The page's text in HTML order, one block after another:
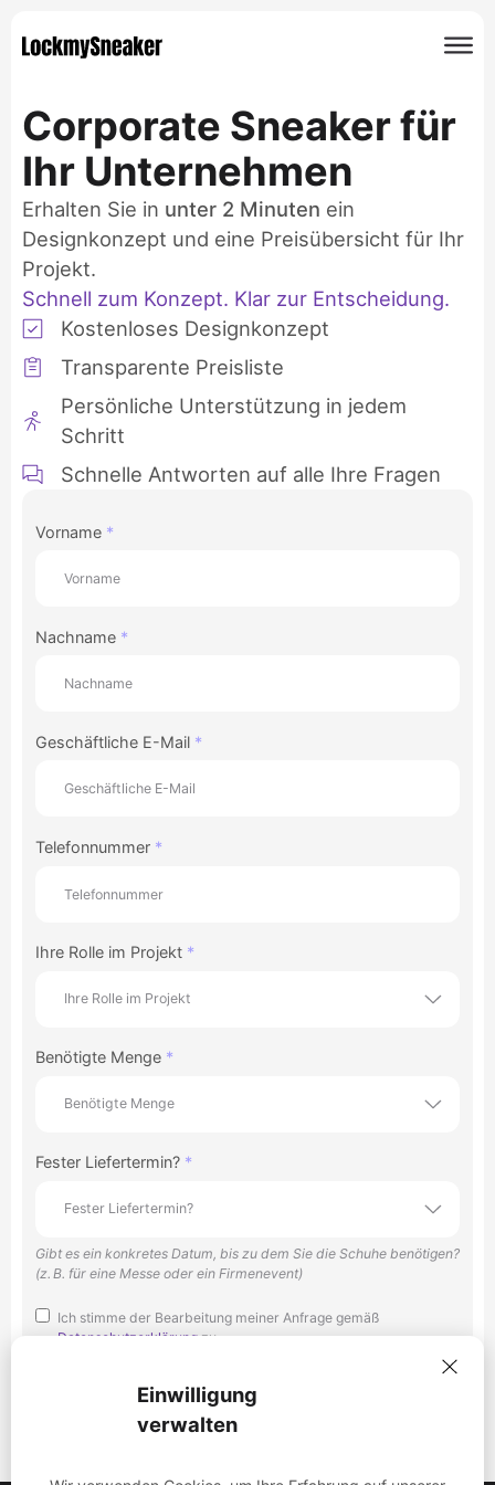
Einwilligung
verwalten
Corporate Sneaker für
Ihr Unternehmen
Erhalten Sie in unter 2 Minuten ein
Designkonzept und eine Preisübersicht für Ihr
Projekt.
Schnell zum Konzept. Klar zur Entscheidung.
Kostenloses Designkonzept
Transparente Preisliste
Persönliche Unterstützung in jedem
Schritt
Schnelle Antworten auf alle Ihre Fragen
Vorname
Nachname
Geschäftliche E-Mail
Telefonnummer
Ihre Rolle im Projekt
Benötigte Menge
Fester Liefertermin?
Gibt es ein konkretes Datum, bis zu dem Sie die Schuhe benötigen?
(z. B. für eine Messe oder ein Firmenevent)
Ich stimme der Bearbeitung meiner Anfrage gemäß
Datenschutzerklärungzu.
Kostenloses Designkonzept anfordern